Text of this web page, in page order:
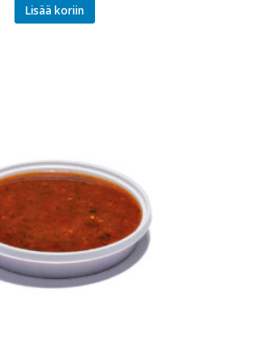
Lisää koriin